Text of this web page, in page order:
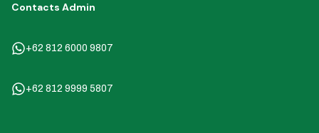
Contacts Admin
+62 812 6000 9807
+62 812 9999 5807